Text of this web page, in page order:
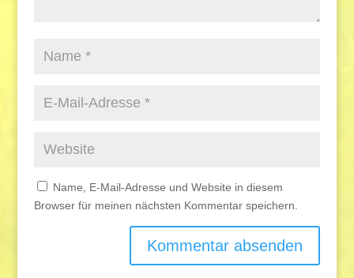
Name, E-Mail-Adresse und Website in diesem
Browser für meinen nächsten Kommentar speichern.